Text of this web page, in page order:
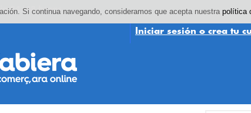
Iniciar sesión o crea tu
Si continua navegando, consideramos que acepta nuestra política